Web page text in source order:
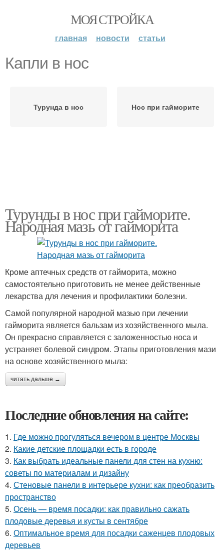
МОЯ СТРОЙКА
главная новости статьи
Капли в нос
Турунда в нос Нос при гайморите
Турунды в нос при гайморите.
Народная мазь от гайморита
Кроме аптечных средств от гайморита, можно
самостоятельно приготовить не менее действенные
лекарства для лечения и профилактики болезни.
Самой популярной народной мазью при лечении
гайморита является бальзам из хозяйственного мыла.
Он прекрасно справляется с заложенностью носа и
устраняет болевой синдром. Этапы приготовления мази
на основе хозяйственного мыла:
читать дальше →
Последние обновления на сайте:
1. Где можно прогуляться вечером в центре Москвы
2. Какие детские площадки есть в городе
3. Как выбрать идеальные панели для стен на кухню:
советы по материалам и дизайну
4. Стеновые панели в интерьере кухни: как преобразить
пространство
5. Осень — время посадки: как правильно сажать
плодовые деревья и кусты в сентябре
6. Оптимальное время для посадки саженцев плодовых
деревьев